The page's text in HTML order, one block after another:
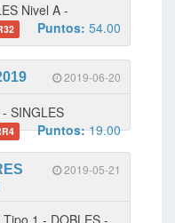
Nivel A -
Puntos: 54.00
2019-06-20
SINGLES
Puntos:19.00
2019-05-21
1 - DOBLES -